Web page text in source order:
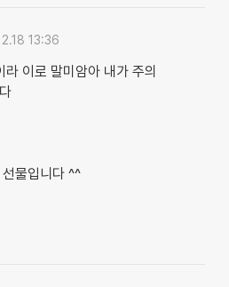
13:36
이로 말미암아 내가 주의
물입니다 ^^